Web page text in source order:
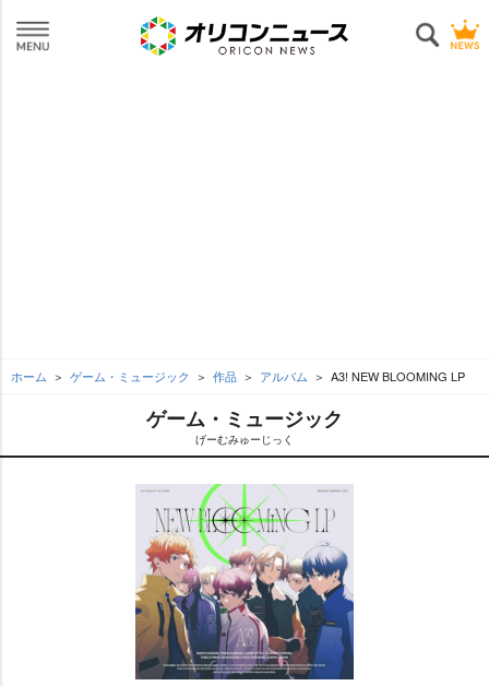
ホーム ゲーム・ミュージック 作品 アルバム A3! NEW BLOOMING LP
ゲーム・ミュージック
げーむみゅーじっく